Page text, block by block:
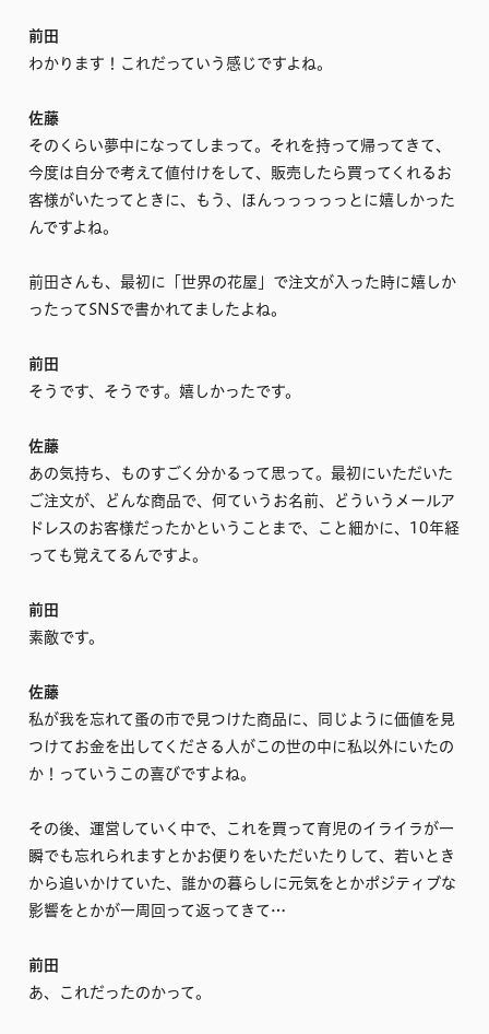
前田
わかります！これだっていう感じですよね。
佐藤
そのくらい夢中になってしまって。それを持って帰ってきて、
今度は自分で考えて値付けをして、販売したら買ってくれるお
客様がいたってときに、もう、ほんっっっっっとに嬉しかった
んですよね。
前田さんも、最初に「世界の花屋」で注文が入った時に嬉しか
ったってSNSで書かれてましたよね。
前田
そうです、そうです。嬉しかったです。
佐藤
あの気持ち、ものすごく分かるって思って。最初にいただいた
ご注文が、どんな商品で、何ていうお名前、どういうメールア
ドレスのお客様だったかということまで、こと細かに、10年経
っても覚えてるんですよ。
前田
素敵です。
佐藤
私が我を忘れて蚤の市で見つけた商品に、同じように価値を見
つけてお金を出してくださる人がこの世の中に私以外にいたの
か！っていうこの喜びですよね。
その後、運営していく中で、これを買って育児のイライラが一
瞬でも忘れられますとかお便りをいただいたりして、若いとき
から追いかけていた、誰かの暮らしに元気をとかポジティブな
影響をとかが一周回って返ってきて…
前田
あ、これだったのかって。